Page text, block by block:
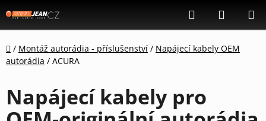
na
obsah
Hledat
KOŠÍK
Domů
/ Montáž autorádia - příslušenství / Napájecí kabely OEM
autorádia / ACURA
Napájecí kabely pro